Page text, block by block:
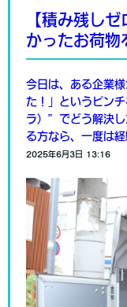
【積み残し
かったお荷物
今日は、ある企業
た！」というピン
ラ）”でどう解決し
る方なら、一度は
2025年6月3日 13:16